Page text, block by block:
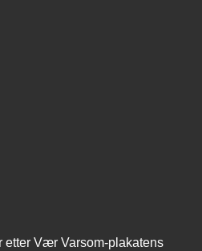
etter Vær Varsom-plakatens